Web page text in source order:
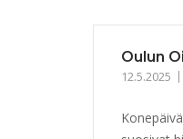
Oulun
12.5.2025